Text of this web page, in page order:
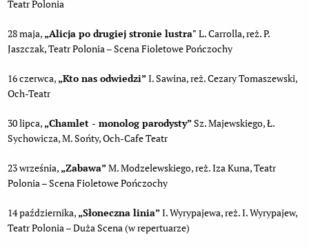
Teatr Polonia
28 maja, „Alicja po drugiej stronie lustra" L. Carrolla, reż. P.
Jaszczak, Teatr Polonia – Scena Fioletowe Pończochy
16 czerwca, „Kto nas odwiedzi”I. Sawina, reż. Cezary Tomaszewski,
Och-Teatr
30 lipca, „Chamlet - monolog parodysty”Sz. Majewskiego, Ł.
Sychowicza, M. Sońty, Och-Cafe Teatr
23 września, „Zabawa”M. Modzelewskiego, reż. Iza Kuna, Teatr
Polonia – Scena Fioletowe Pończochy
14 października, „Słoneczna linia”I. Wyrypajewa, reż. I. Wyrypajew,
Teatr Polonia – Duża Scena (w repertuarze)